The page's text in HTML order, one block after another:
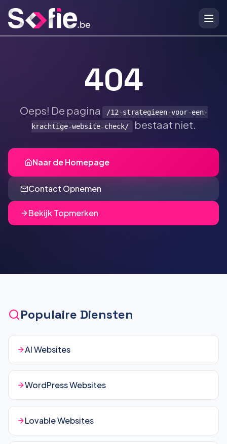
404
Oeps! De pagina
/12-strategieen-voor-een-
krachtige-website-check/ bestaat niet.
Naar de Homepage
Contact Opnemen
Bekijk Topmerken
Populaire Diensten
AI Websites
WordPress Websites
Lovable Websites